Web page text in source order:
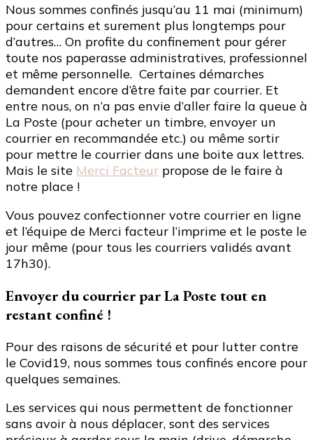
Nous sommes confinés jusqu’au 11 mai (minimum)
pour certains et surement plus longtemps pour
d’autres… On profite du confinement pour gérer
toute nos paperasse administratives, professionnel
et même personnelle. Certaines démarches
demandent encore d’être faite par courrier. Et
entre nous, on n’a pas envie d’aller faire la queue à
La Poste (pour acheter un timbre, envoyer un
courrier en recommandée etc.) ou même sortir
pour mettre le courrier dans une boite aux lettres.
Mais le site Merci Facteur propose de le faire à
notre place !
Vous pouvez confectionner votre courrier en ligne
et l’équipe de Merci facteur l’imprime et le poste le
jour même (pour tous les courriers validés avant
17h30).
Envoyer du courrier par La Poste tout en
restant confiné !
Pour des raisons de sécurité et pour lutter contre
le Covid19, nous sommes tous confinés encore pour
quelques semaines.
Les services qui nous permettent de fonctionner
sans avoir à nous déplacer, sont des services